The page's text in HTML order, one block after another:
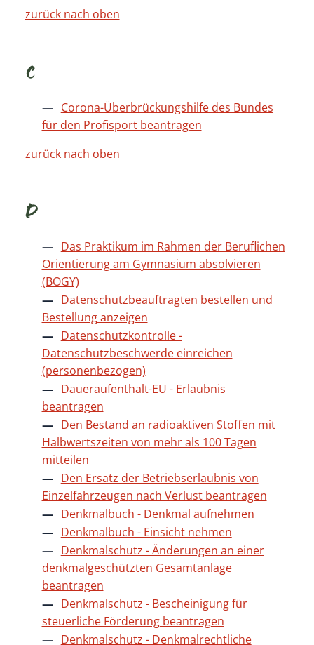
zurück nach oben
C
Corona-Überbrückungshilfe des Bundes
für den Profisport beantragen
zurück nach oben
D
Das Praktikum im Rahmen der Beruflichen
Orientierung am Gymnasium absolvieren
(BOGY)
Datenschutzbeauftragten bestellen und
Bestellung anzeigen
Datenschutzkontrolle -
Datenschutzbeschwerde einreichen
(personenbezogen)
Daueraufenthalt-EU - Erlaubnis
beantragen
Den Bestand an radioaktiven Stoffen mit
Halbwertszeiten von mehr als 100 Tagen
mitteilen
Den Ersatz der Betriebserlaubnis von
Einzelfahrzeugen nach Verlust beantragen
Denkmalbuch - Denkmal aufnehmen
Denkmalbuch - Einsicht nehmen
Denkmalschutz - Änderungen an einer
denkmalgeschützten Gesamtanlage
beantragen
Denkmalschutz - Bescheinigung für
steuerliche Förderung beantragen
Denkmalschutz - Denkmalrechtliche